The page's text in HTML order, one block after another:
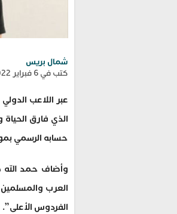
شمال بريس
كتب في 6 فبراير 2022 - 7:03 م
عبر اللاعب
الذي فارق
حسابه الرسمي
وأضاف حمد الله
العرب
الفردوس الأعلى”.